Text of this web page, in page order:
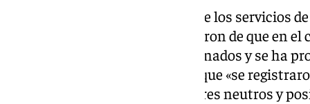
En este sentido, ha señalado que los servicios
conservadora Acisa les informaron de que en
relojes astronómicos telegestionados y se ha
ellos». Asimismo, ha explicado que «se
maniobra, roturas en conductores neutros y